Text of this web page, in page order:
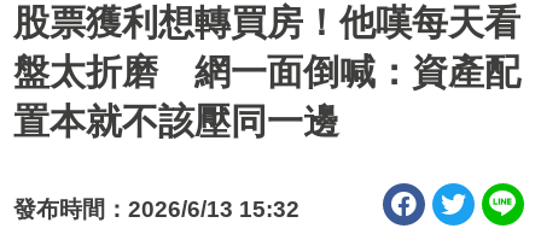
股票獲利想轉買房！他嘆每天看
盤太折磨 網一面倒喊：資產配
置本就不該壓同一邊
發布時間：2026/6/13 15:32